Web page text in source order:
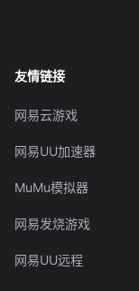
友情链接
网易云游戏
网易UU加速器
MuMu模拟器
网易发烧游戏
网易UU远程